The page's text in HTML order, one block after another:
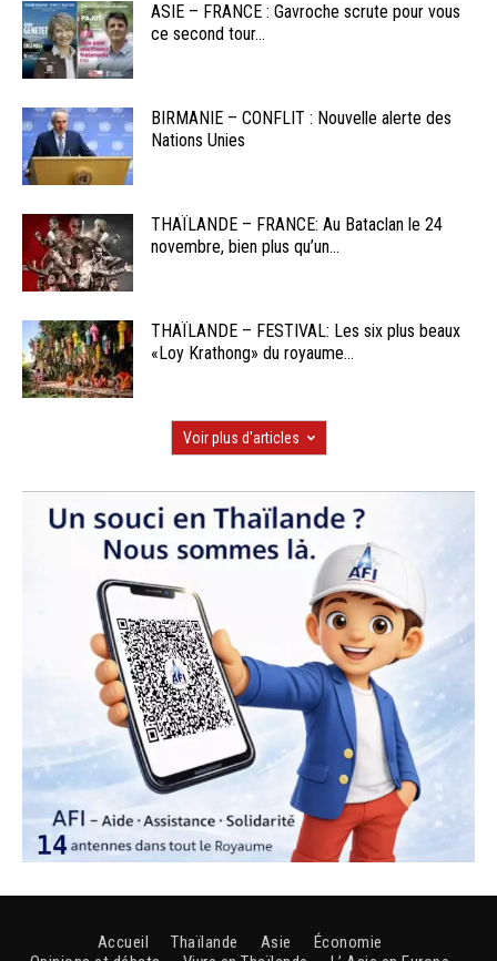
ASIE – FRANCE : Gavroche scrute pour vous
ce second tour...
BIRMANIE – CONFLIT : Nouvelle alerte des
Nations Unies
THAÏLANDE – FRANCE: Au Bataclan le 24
novembre, bien plus qu’un...
THAÏLANDE – FESTIVAL: Les six plus beaux
«Loy Krathong» du royaume...
Voir plus d'articles
Accueil Thaïlande Asie
Économie